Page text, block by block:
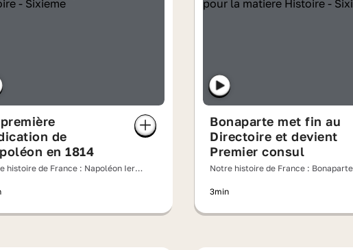
de
en 1814
histoire de France : Napoléon Ier,
Bonaparte met fin au
Directoire et devient
Premier consul
Notre histoire de France :
3min